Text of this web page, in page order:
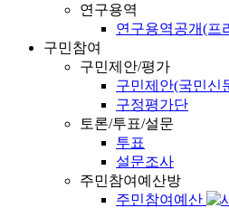
연구용역
연구용역공개(프
구민참여
구민제안/평가
구민제안(국민신
구정평가단
토론/투표/설문
투표
설문조사
주민참여예산방
주민참여예산